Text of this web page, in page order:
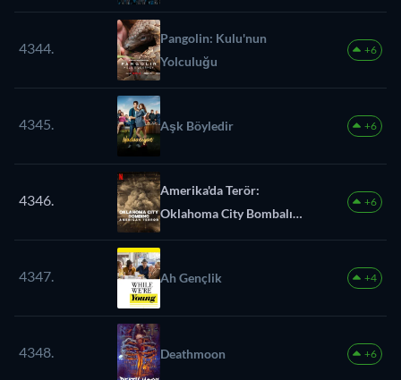
Resort
4344.
Pangolin: Kulu'nun
Yolculuğu
+6
4345. Aşk Böyledir +6
4346.
Amerika'da Terör:
Oklahoma City Bombalı
Saldırısı
+6
4347. Ah Gençlik +4
4348. Deathmoon +6